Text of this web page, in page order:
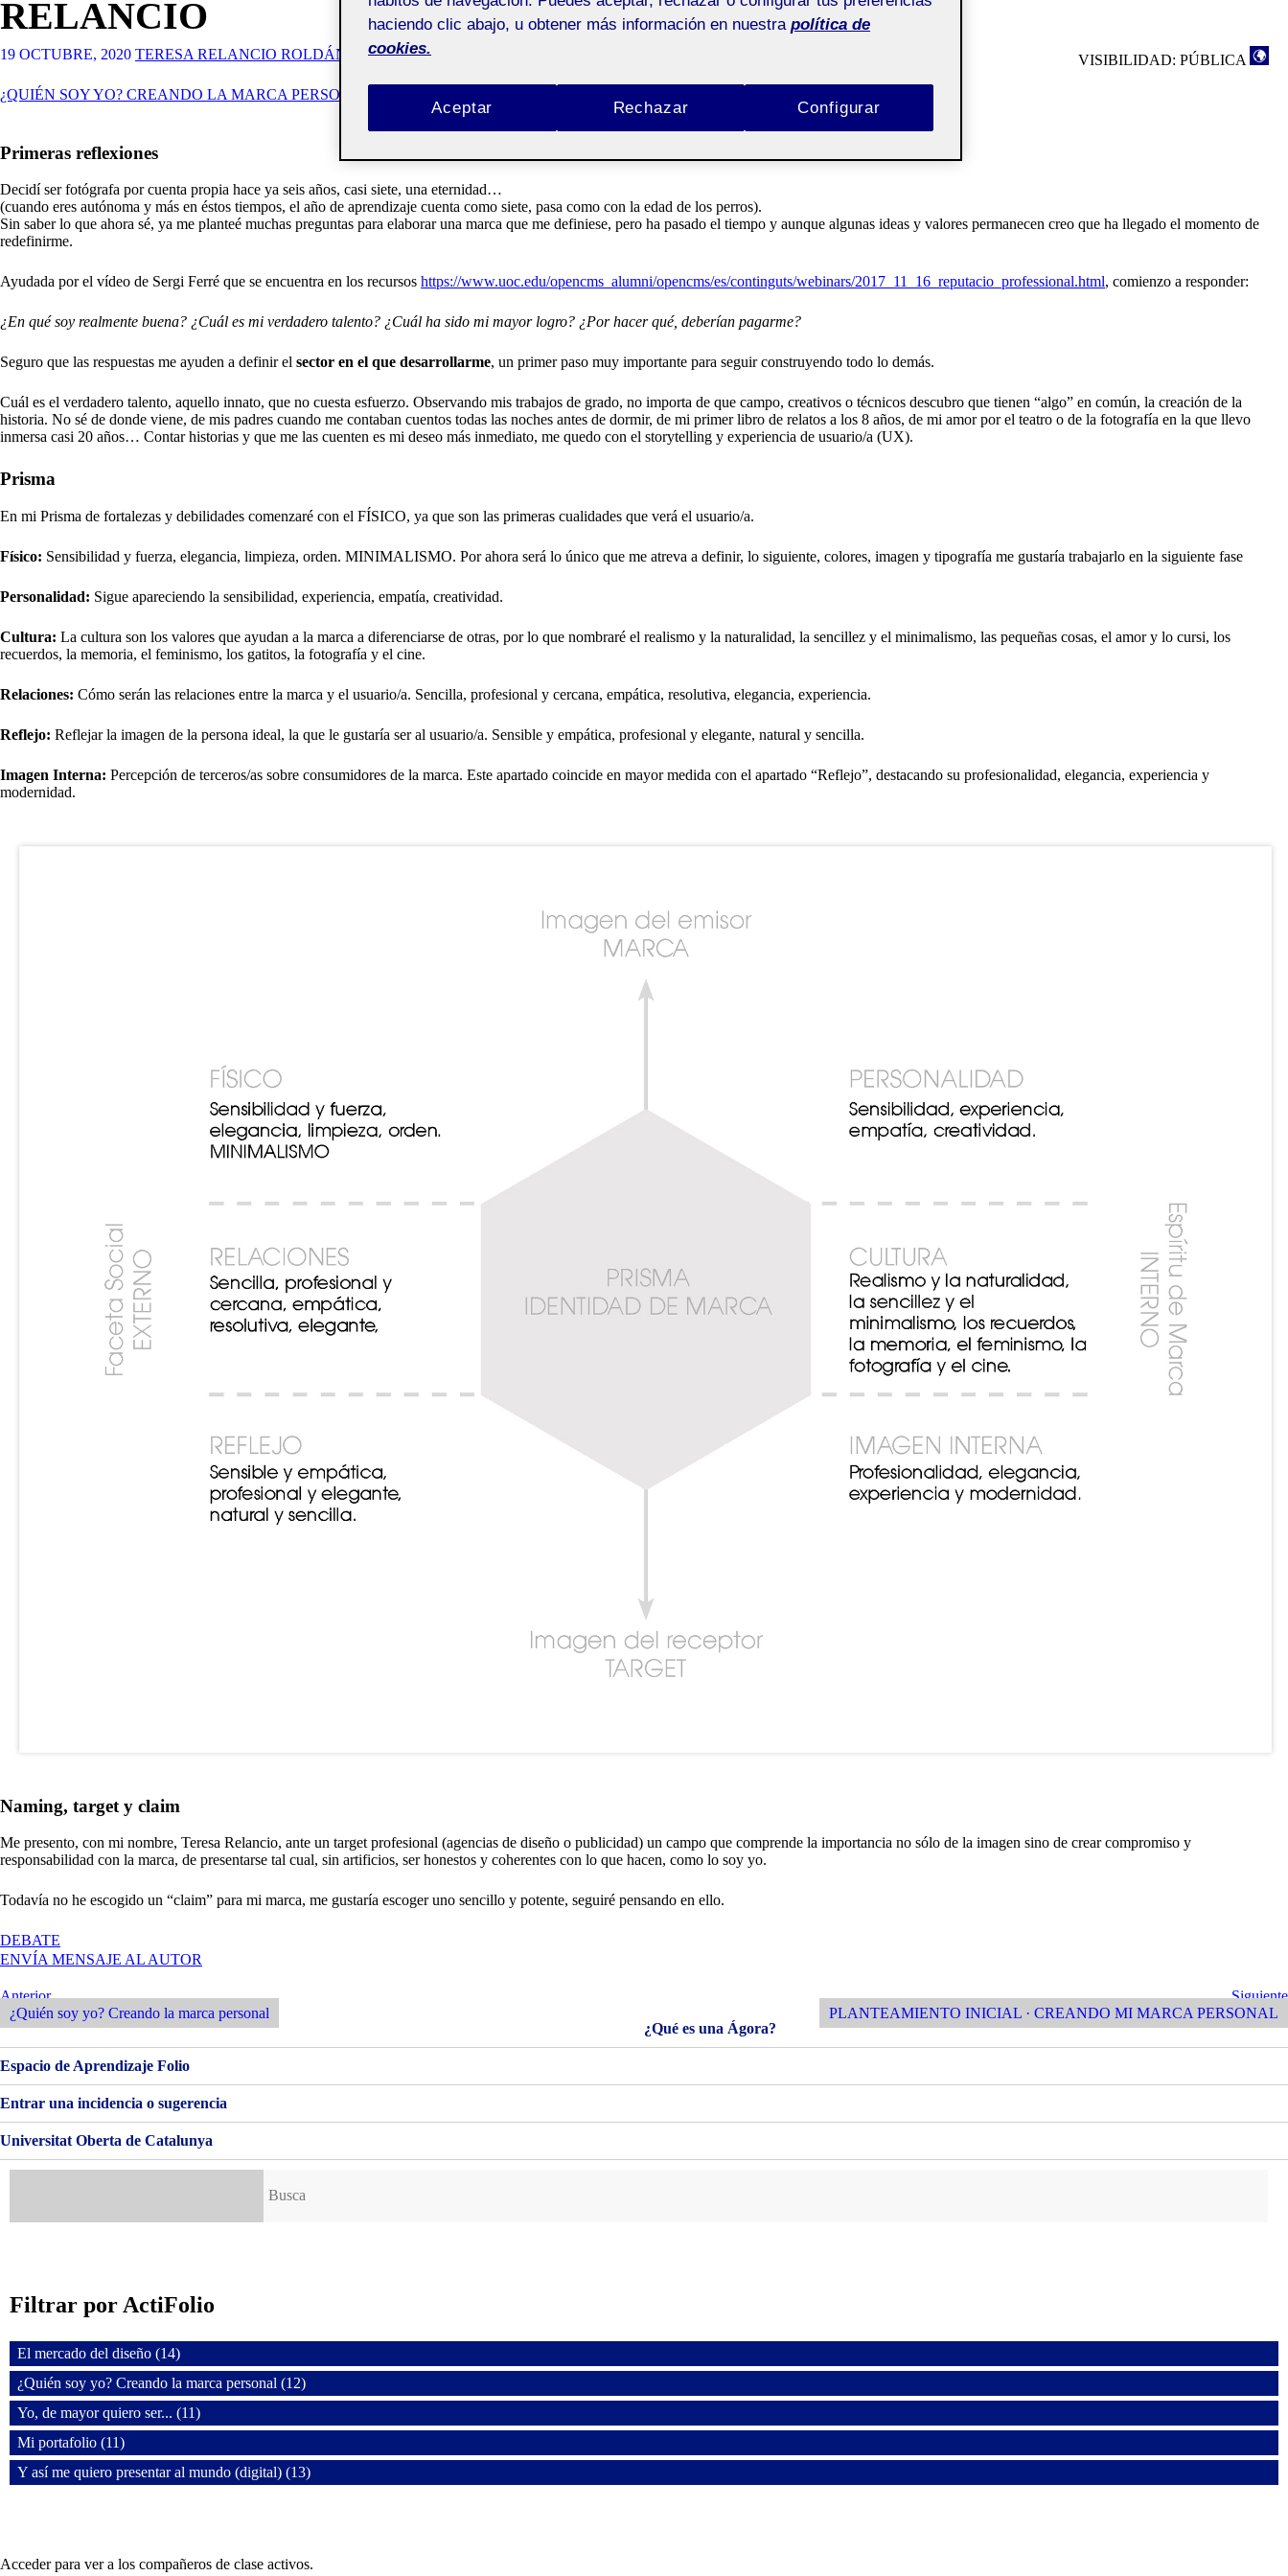
RELANCIO
19 OCTUBRE, 2020 TERESA RELANCIO ROLDÁN VISIBILIDAD: PÚBLICA
¿QUIÉN SOY YO? CREANDO LA MARCA PERSONAL
Primeras reflexiones
Decidí ser fotógrafa por cuenta propia hace ya seis años, casi siete, una eternidad…
(cuando eres autónoma y más en éstos tiempos, el año de aprendizaje cuenta como siete, pasa como con la edad de los perros).
Sin saber lo que ahora sé, ya me planteé muchas preguntas para elaborar una marca que me definiese, pero ha pasado el tiempo y aunque algunas ideas y valores permanecen creo que ha llegado el momento de
redefinirme.
Ayudada por el vídeo de Sergi Ferré que se encuentra en los recursos https://www.uoc.edu/opencms_alumni/opencms/es/continguts/webinars/2017_11_16_reputacio_professional.html, comienzo a responder:
¿En qué soy realmente buena? ¿Cuál es mi verdadero talento? ¿Cuál ha sido mi mayor logro? ¿Por hacer qué, deberían pagarme?
Seguro que las respuestas me ayuden a definir el sector en el que desarrollarme, un primer paso muy importante para seguir construyendo todo lo demás.
Cuál es el verdadero talento, aquello innato, que no cuesta esfuerzo. Observando mis trabajos de grado, no importa de que campo, creativos o técnicos descubro que tienen “algo” en común, la creación de la
historia. No sé de donde viene, de mis padres cuando me contaban cuentos todas las noches antes de dormir, de mi primer libro de relatos a los 8 años, de mi amor por el teatro o de la fotografía en la que llevo
inmersa casi 20 años… Contar historias y que me las cuenten es mi deseo más inmediato, me quedo con el storytelling y experiencia de usuario/a (UX).
Prisma
En mi Prisma de fortalezas y debilidades comenzaré con el FÍSICO, ya que son las primeras cualidades que verá el usuario/a.
Físico: Sensibilidad y fuerza, elegancia, limpieza, orden. MINIMALISMO. Por ahora será lo único que me atreva a definir, lo siguiente, colores, imagen y tipografía me gustaría trabajarlo en la siguiente fase
Personalidad: Sigue apareciendo la sensibilidad, experiencia, empatía, creatividad.
Cultura: La cultura son los valores que ayudan a la marca a diferenciarse de otras, por lo que nombraré el realismo y la naturalidad, la sencillez y el minimalismo, las pequeñas cosas, el amor y lo cursi, los
recuerdos, la memoria, el feminismo, los gatitos, la fotografía y el cine.
Relaciones: Cómo serán las relaciones entre la marca y el usuario/a. Sencilla, profesional y cercana, empática, resolutiva, elegancia, experiencia.
Reflejo: Reflejar la imagen de la persona ideal, la que le gustaría ser al usuario/a. Sensible y empática, profesional y elegante, natural y sencilla.
Imagen Interna: Percepción de terceros/as sobre consumidores de la marca. Este apartado coincide en mayor medida con el apartado “Reflejo”, destacando su profesionalidad, elegancia, experiencia y
modernidad.
Naming, target y claim
Me presento, con mi nombre, Teresa Relancio, ante un target profesional (agencias de diseño o publicidad) un campo que comprende la importancia no sólo de la imagen sino de crear compromiso y
responsabilidad con la marca, de presentarse tal cual, sin artificios, ser honestos y coherentes con lo que hacen, como lo soy yo.
Todavía no he escogido un “claim” para mi marca, me gustaría escoger uno sencillo y potente, seguiré pensando en ello.
DEBATE
¿QUIÉN
CREANDO
LA
PERSONAL.
TERESA
RELANCIO
ENVÍA MENSAJE AL AUTOR
Navegación
de
entradas
Entrada
Anterior
Anterior
¿Quién soy yo? Creando la marca personal
Siguiente
Entrada
Siguiente
PLANTEAMIENTO INICIAL · CREANDO MI MARCA PERSONAL
¿Qué es una Ágora?
Espacio de Aprendizaje Folio
Entrar una incidencia o sugerencia
Universitat Oberta de Catalunya
Filtrar por ActiFolio
El mercado del diseño (14)
¿Quién soy yo? Creando la marca personal (12)
Yo, de mayor quiero ser... (11)
Mi portafolio (11)
Y así me quiero presentar al mundo (digital) (13)
Acceder para ver a los compañeros de clase activos.
haciendo clic abajo, u obtener más información en nuestra política de
cookies.
Rechazar
Aceptar Configurar